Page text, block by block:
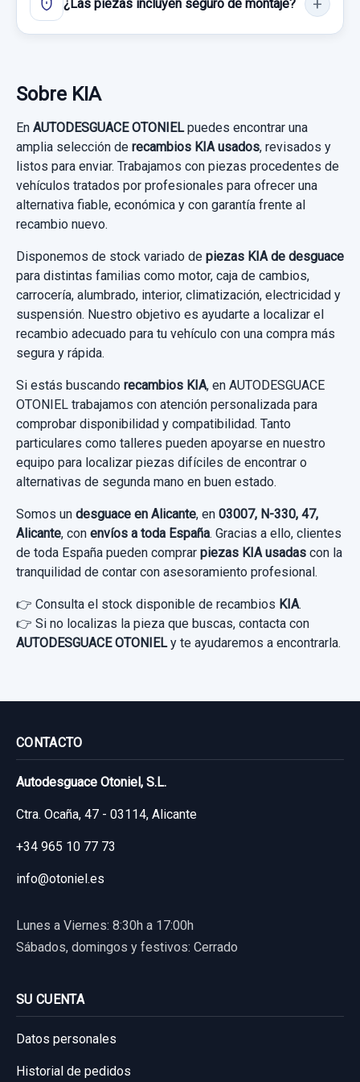
Consultar por whatsapp
CERRADURA PUERTA TRASERA DERECHA
81420A2100 4 PINES
CERRADURA PUERTA TRASERA DERECHA...
usado.
KIA CEE'D 1.4 CRDI CAT
Garantía 1 año
Ref:823036 OEM:81420A2100
23,96 €
Sin IVA, gastos de envío no incluidos.
Consultar por whatsapp
ELEVALUNAS TRASERO DERECHO 83480A2340
KIA CEE'D 1.4 CRDI CAT
Garantía 1 año
Garantía 1 año
Sin IVA, gastos de envío no incluidos.
Consultar por whatsapp
MANGUETA TRASERA DERECHA
MANGUETA TRASERA DERECHA usado.
KIA CEE'D 1.4 CRDI CAT
Ref:956979
Ref:836499 OEM:83450A2010
29,74 €
Sin IVA, gastos de envío no incluidos.
Consultar por whatsapp
ANILLO AIRBAG
ANILLO AIRBAG usado.
KIA CEE'D 1.4 CRDI CAT
60,00 €
Sin IVA, gastos de envío no incluidos.
Consultar por whatsapp
SERVOFRENO 201410241466 58500A5200
SERVOFRENO 201410241466 58500A5200
usado.
KIA CEE'D 1.4 CRDI CAT
Garantía 1 año
Ref:934337 OEM:201410241466
64,45 €
Sin IVA, gastos de envío no incluidos.
KIA CEE'D 1.4 CRDI CAT
Garantía 1 año
150,00 €
Consultar por whatsapp
¿Las piezas incluyen seguro de montaje?
Sobre KIA
En AUTODESGUACE OTONIELpuedes encontrar una
amplia selección de recambios KIA usados, revisados y
listos para enviar. Trabajamos con piezas procedentes de
vehículos tratados por profesionales para ofrecer una
alternativa fiable, económica y con garantía frente al
recambio nuevo.
Disponemos de stock variado de piezas KIA de desguace
para distintas familias como motor, caja de cambios,
carrocería, alumbrado, interior, climatización, electricidad y
suspensión. Nuestro objetivo es ayudarte a localizar el
recambio adecuado para tu vehículo con una compra más
segura y rápida.
Si estás buscando recambios KIA, en AUTODESGUACE
OTONIEL trabajamos con atención personalizada para
comprobar disponibilidad y compatibilidad. Tanto
particulares como talleres pueden apoyarse en nuestro
equipo para localizar piezas difíciles de encontrar o
alternativas de segunda mano en buen estado.
Somos un desguace en Alicante, en 03007, N-330, 47,
Alicante, con envíos a toda España. Gracias a ello, clientes
de toda España pueden comprar piezas KIA usadas con la
tranquilidad de contar con asesoramiento profesional.
👉 Consulta el stock disponible de recambios KIA.
👉 Si no localizas la pieza que buscas, contacta con
AUTODESGUACE OTONIELy te ayudaremos a encontrarla.
CONTACTO
Autodesguace Otoniel, S.L.
Ctra. Ocaña, 47 - 03114, Alicante
+34 965 10 77 73
info@otoniel.es
Lunes a Viernes: 8:30h a 17:00h
Sábados, domingos y festivos: Cerrado
SU CUENTA
Datos personales
Historial de pedidos